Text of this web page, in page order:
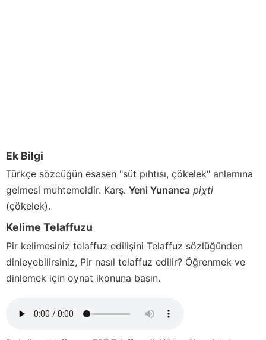
Ek Bilgi
Türkçe sözcüğün esasen "süt pıhtısı, çökelek" anlamına
gelmesi muhtemeldir. Karş. Yeni Yunanca piχti
(çökelek).
Kelime Telaffuzu
Pir kelimesiniz telaffuz edilişini Telaffuz sözlüğünden
dinleyebilirsiniz, Pir nasıl telaffuz edilir? Öğrenmek ve
dinlemek için oynat ikonuna basın.